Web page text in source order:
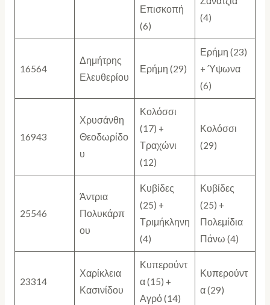
Επισκοπή
(6)
(4)
16564
Δημήτρης
Ελευθερίου
Ερήμη (29)
Ερήμη (23)
+ Ύψωνα
(6)
16943
Χρυσάνθη
Θεοδωρίδο
υ
Κολόσσι
(17) +
Τραχώνι
(12)
Κολόσσι
(29)
25546
Άντρια
Πολυκάρπ
ου
Κυβίδες
(25) +
Τριμήκληνη
(4)
Κυβίδες
(25) +
Πολεμίδια
Πάνω (4)
23314
Χαρίκλεια
Κασινίδου
Κυπερούντ
α (15) +
Αγρό (14)
Κυπερούντ
α (29)